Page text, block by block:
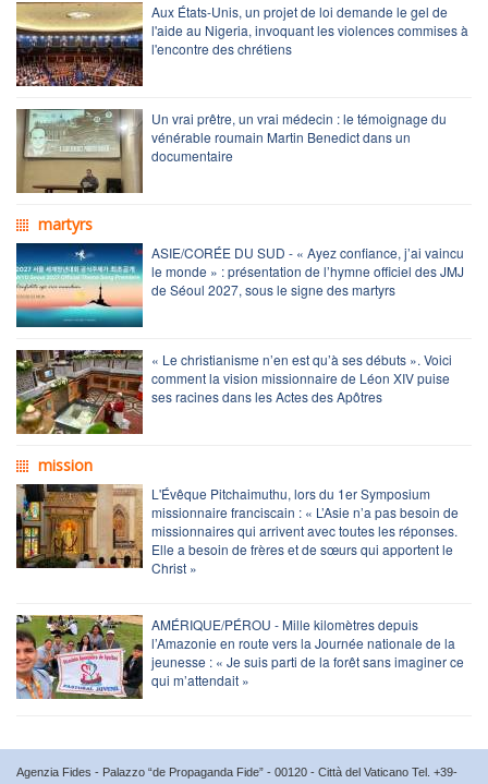
Aux États-Unis, un projet de loi demande le gel de
l'aide au Nigeria, invoquant les violences commises à
l'encontre des chrétiens
Un vrai prêtre, un vrai médecin : le témoignage du
vénérable roumain Martin Benedict dans un
documentaire
martyrs
ASIE/CORÉE DU SUD - « Ayez confiance, j’ai vaincu
le monde » : présentation de l’hymne officiel des JMJ
de Séoul 2027, sous le signe des martyrs
« Le christianisme n’en est qu’à ses débuts ». Voici
comment la vision missionnaire de Léon XIV puise
ses racines dans les Actes des Apôtres
mission
L'Évêque Pitchaimuthu, lors du 1er Symposium
missionnaire franciscain : « L’Asie n’a pas besoin de
missionnaires qui arrivent avec toutes les réponses.
Elle a besoin de frères et de sœurs qui apportent le
Christ »
AMÉRIQUE/PÉROU - Mille kilomètres depuis
l’Amazonie en route vers la Journée nationale de la
jeunesse : « Je suis parti de la forêt sans imaginer ce
qui m’attendait »
Agenzia Fides - Palazzo “de Propaganda Fide” - 00120 - Città del Vaticano Tel. +39-